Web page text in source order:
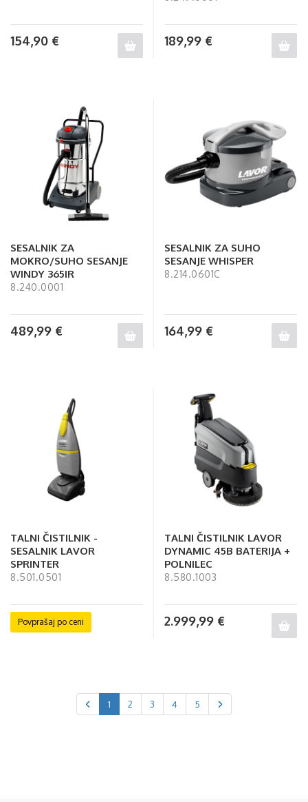
154,90 € 189,99 €
SESALNIK ZA
MOKRO/SUHO SESANJE
WINDY 365IR
8.240.0001
489,99 €
SESALNIK ZA SUHO
SESANJE WHISPER
8.214.0601C
164,99 €
TALNI ČISTILNIK -
SESALNIK LAVOR
SPRINTER
8.501.0501
Povprašaj po ceni
TALNI ČISTILNIK LAVOR
DYNAMIC 45B BATERIJA +
POLNILEC
8.580.1003
2.999,99 €
1 2 3 4 5